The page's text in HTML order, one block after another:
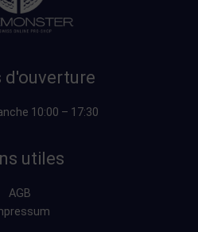
d'ouverture
10:00 – 17:30
utiles
AGB